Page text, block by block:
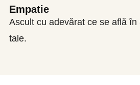
Empatie
Ascult cu adevărat ce se află
tale.